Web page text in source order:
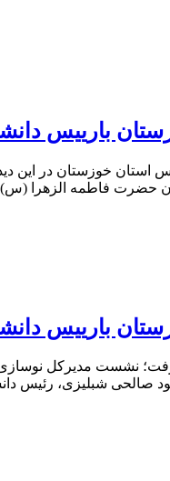
بارییس
استان خوزستان در این
حضرت فاطمه الزهرا
بارییس
نشست مدیرکل
صالحی شبلیزی، رئیس